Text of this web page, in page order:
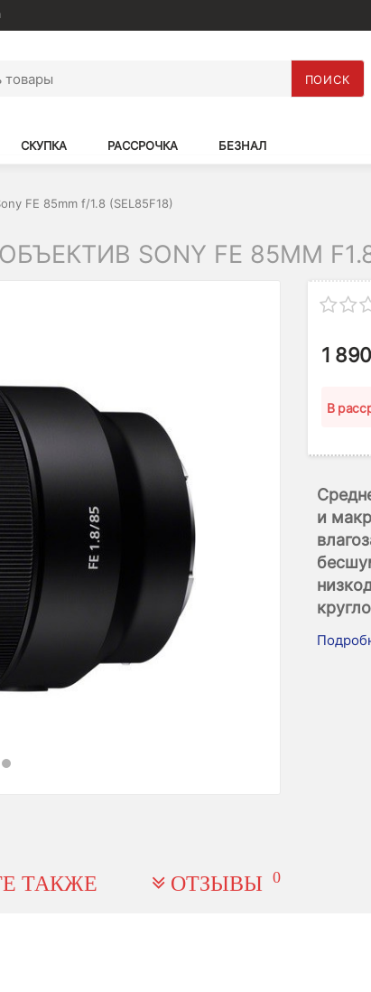
ПОИСК
СКУПКА РАССРОЧКА БЕЗНАЛ
FE 85mm f/1.8 (SEL85F18)
SONY FE 85MM F1.8
1
B
и
ТАКЖЕ ОТЗЫВЫ 0